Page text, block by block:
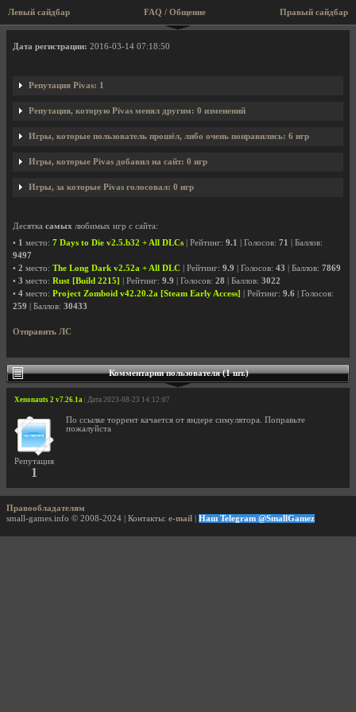
Левый сайдбар Правый сайдбар
FAQ / Общение
Профиль пользователя Pivas
Дата регистрации: 2016-03-14 07:18:50
Репутация Pivas: 1
Репутация, которую Pivas менял другим: 0 изменений
Игры, которые пользователь прошёл, либо очень понравились: 6 игр
Игры, которые Pivas добавил на сайт: 0 игр
Игры, за которые Pivas голосовал: 0 игр
Десятка самых любимых игр с сайта:
• 1 место: 7 Days to Die v2.5.b32 + All DLCs | Рейтинг: 9.1 | Голосов: 71
| Баллов:
9497
• 2 место: The Long Dark v2.52a + All DLC | Рейтинг: 9.9 | Голосов: 43 | Баллов: 7869
• 3 место: Rust [Build 2215] | Рейтинг: 9.9 | Голосов: 28 | Баллов: 3022
• 4 место: Project Zomboid v42.20.2a [Steam Early Access] | Рейтинг: 9.6 | Голосов:
259 | Баллов: 30433
Отправить ЛС
Комментарии пользователя (1 шт.)
Xenonauts 2 v7.26.1a | Дата 2023-08-23 14:12:07
Репутация
1
По ссылке торрент качается от яндере симулятора. Поправьте
пожалуйста
Правообладателям
small-games.info © 2008-2024 | Контакты: e-mail Наш Telegram @SmallGamez